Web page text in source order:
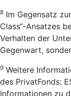
8 Im Gegensatz
Class“-Ansatzes
Verhalten der
Gegenwart,
9 Weitere
des PrivatFonds:
Informationen zu